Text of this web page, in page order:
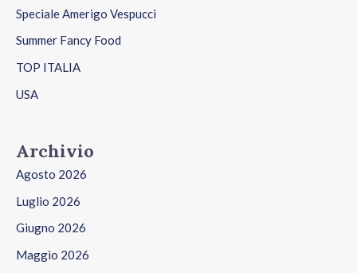
Speciale Amerigo Vespucci
Summer Fancy Food
TOP ITALIA
USA
Archivio
Agosto 2026
Luglio 2026
Giugno 2026
Maggio 2026